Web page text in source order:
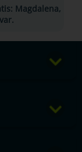
: Magdalena,